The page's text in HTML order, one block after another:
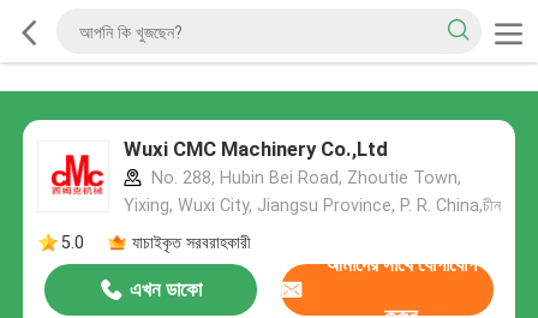
Wuxi CMC Machinery Co.,Ltd
No. 288, Hubin Bei Road, Zhoutie Town,
Yixing, Wuxi City, Jiangsu Province, P. R. China,চীন
5.0
যাচাইকৃত সরবরাহকারী
এখন ডাকো
আমাদের সাথে যোগাযোগ